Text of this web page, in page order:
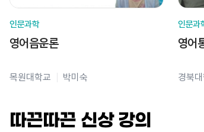
인문과학
영어음운론
목원대학교 박미숙
인문과
영어
경북
따끈따끈 신상 강의